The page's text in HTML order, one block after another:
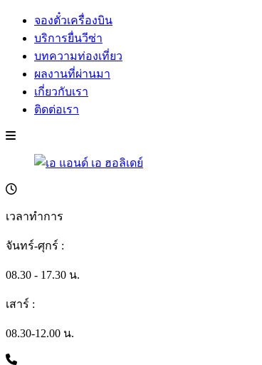
จองตั๋วเครื่องบิน
บริการยื่นวีซ่า
บทความท่องเที่ยว
ผลงานที่ผ่านมา
เกี่ยวกับเรา
ติดต่อเรา
เวลาทำการ
จันทร์-ศุกร์ :
08.30 - 17.30 น.
เสาร์ :
08.30-12.00 น.